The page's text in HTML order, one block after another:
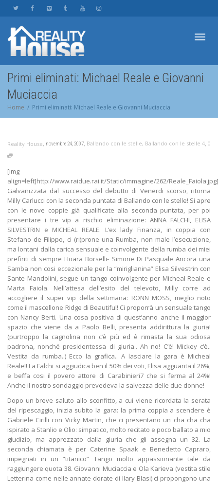
Primi eliminati: Michael Reale e Giovanni
Muciaccia
Home Primi eliminati: Michael Reale e Giovanni Muciaccia
Reality House, novembre 24, 2007, Ballando con le stelle, Ballando con le stelle 4, 0
[img
align=left]http://www.raidue.rai.it/Static/immagine/262/
Galvanizzata dal successo del debutto di Venerdi scorso, ritorna
Milly Carlucci con la seconda puntata di Ballando con le stelle! Si apre
con le nove coppie già qualificate alla seconda puntata, per poi
presentare i tre vip a rischio eliminazione: ANNA FALCHI, ELISA
SILVESTRIN e MICHEAL REALE. L’ex lady Finanza, in coppia con
Stefano de Filippo, ci (ri)prone una Rumba, non male l’esecuzione,
ma lontani dalla carica sensuale e coinvolgente della rumba dei miei
prefiriti di sempre Hoara Borselli- Simone Di Pasquale Ancora una
Samba non cosi eccezionale per la “miriglianina” Elisa Silvestrin con
Sante Mandolini, segue un tango coinvolgente per Micheal Reale e
Marta Faiola. Nell’attesa dell’esito del televoto, Milly corre ad
accogliere il super vip della settimana: RONN MOSS, meglio noto
come il mascellone Ridge di Beautiful! Ci proporrà un sensuale tango
con Nancy Berti. Una cosa positiva di quest’anno anche il maggior
spazio che viene da a Paolo Belli, presenta addirittura la giuria!
(purtroppo la cagnolina non c’è più ed è rimasta la sua odiosa
padrona, nonché presidentessa di giuria.. Ah no! C’è! Mickey c‘è..
Vestita da rumba..) Ecco la grafica.. A lasciare la gara è Micheal
Reale!! La Falchi si aggiudica ben il 50% dei voti, Elisa agguanta il 26%,
e beffa cosi il povero attore di Carabinieri7 che si ferma al 24%!
Anche il nostro sondaggio prevedeva la salvezza delle due donne!
Dopo un breve saluto allo sconfitto, a cui viene ricordata la serata
del ripescaggio, inizia subito la gara: la prima coppia a scendere è
Gabriele Cirilli con Vicky Martin, che ci presentano un cha cha cha
ispirato a Stanlio e Olio: simpatico, molto recitato e poco ballato a mio
giudizio, ma apprezzato dalla giuria che gli assegna un 32. La
seconda chiamata è per Caterine Spaak e Benedetto Capraro,
impegnati in un “titanico” Tango molto appassionante tale da
raggiungere quota 38. Giovanni Muciaccia e Ola Karieva (vestita stile
Letterina come nelle annate dorate di Ilary Blasi) ci propongono una